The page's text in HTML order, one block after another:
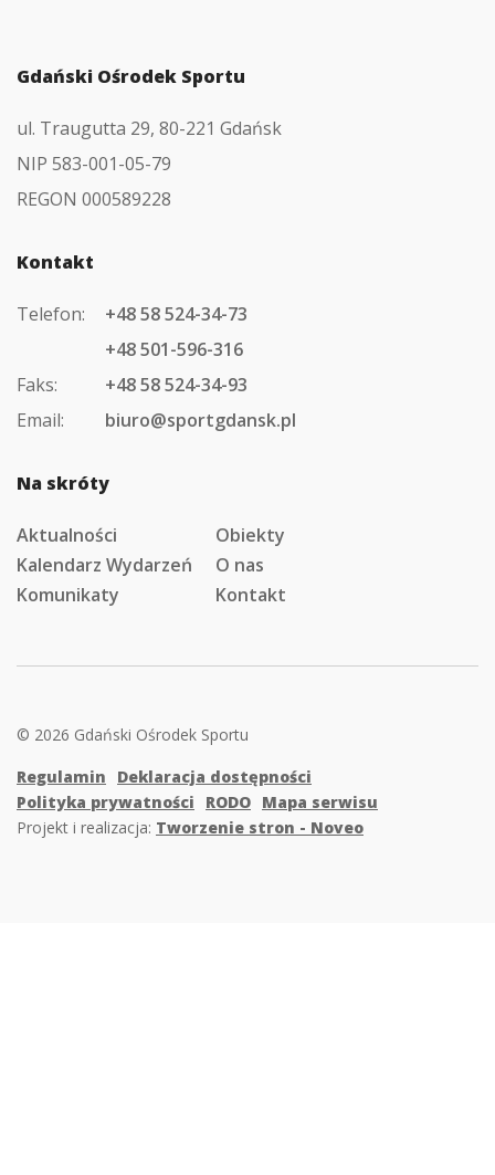
Gdański Ośrodek Sportu
ul. Traugutta 29, 80-221 Gdańsk
NIP 583-001-05-79
REGON 000589228
Kontakt
Telefon:
+48 58 524-34-73
+48 501-596-316
Faks:
+48 58 524-34-93
Email:
biuro@sportgdansk.pl
Na skróty
Aktualności
Obiekty
Kalendarz Wydarzeń
O nas
Komunikaty
Kontakt
© 2026 Gdański Ośrodek Sportu
Regulamin
Deklaracja dostępności
Polityka prywatności
RODO Mapa serwisu
Projekt i realizacja: Tworzenie stron - Noveo